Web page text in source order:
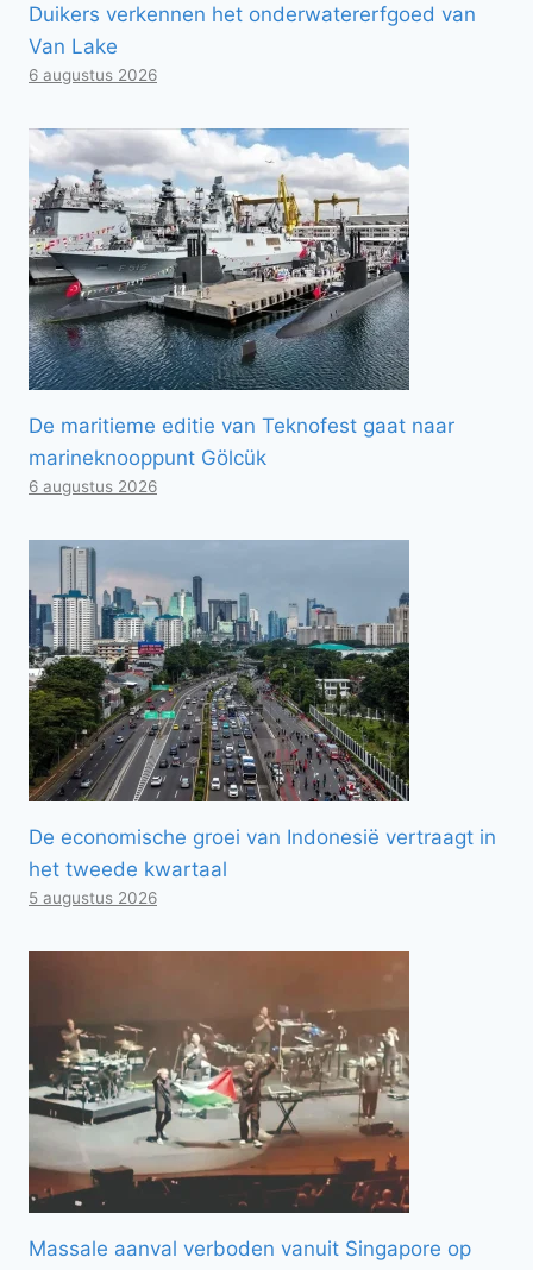
Duikers verkennen het onderwatererfgoed van
Van Lake
6 augustus 2026
De maritieme editie van Teknofest gaat naar
marineknooppunt Gölcük
6 augustus 2026
De economische groei van Indonesië vertraagt ​​in
het tweede kwartaal
5 augustus 2026
Massale aanval verboden vanuit Singapore op